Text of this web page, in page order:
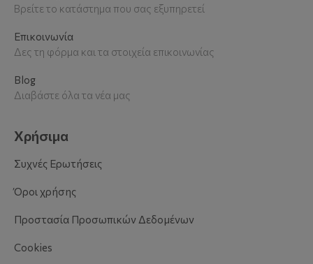
Βρείτε το κατάστημα που σας εξυπηρετεί
Επικοινωνία
Δες τη φόρμα και τα στοιχεία επικοινωνίας
Blog
Διαβάστε όλα τα νέα μας
Χρήσιμα
Συχνές Ερωτήσεις
Όροι χρήσης
Προστασία Προσωπικών Δεδομένων
Cookies